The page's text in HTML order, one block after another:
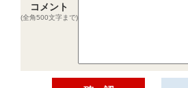
コメント
(全角500文字まで)